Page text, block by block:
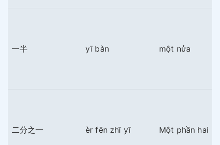
一半 yī bàn một nửa
二分之一 èr fēn zhī yī Một phần hai